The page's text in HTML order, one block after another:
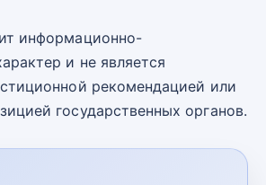
информационно-
и не является
рекомендацией или
государственных органов.